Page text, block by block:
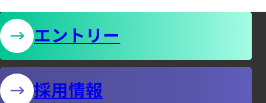
式
会
社
せ
の
エントリー
採用情報